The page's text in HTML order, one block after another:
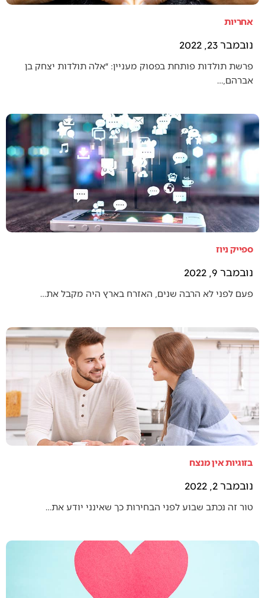
אחריות
נובמבר 23, 2022
פרשת תולדות פותחת בפסוק מעניין: ״אלה תולדות יצחק בן
אברהם,…
ספייק ניוז
נובמבר 9, 2022
פעם לפני לא הרבה שנים, האזרח בארץ היה מקבל את…
בזוגיות אין מנצח
נובמבר 2, 2022
טור זה נכתב שבוע לפני הבחירות כך שאינני יודע את…